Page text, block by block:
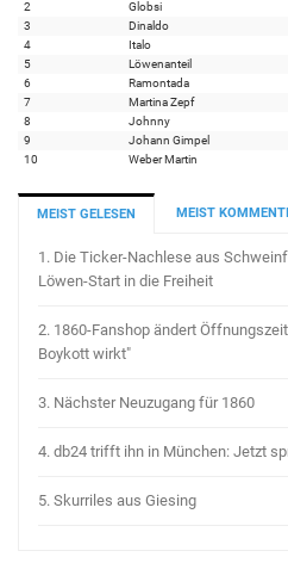
2
Globsi
3
Dinaldo
4
Italo
5
Löwenanteil
6
Ramontada
7
Martina Zepf
8
Johnny
9
Johann Gimpel
10
Weber Martin
MEIST GELESEN MEIST
1. Die Ticker-Nachlese aus
Löwen-Start in die Freiheit
2. 1860-Fanshop ändert
Boykott wirkt"
3. Nächster Neuzugang für 1860
4. db24 trifft ihn in München: Jetzt
5. Skurriles aus Giesing